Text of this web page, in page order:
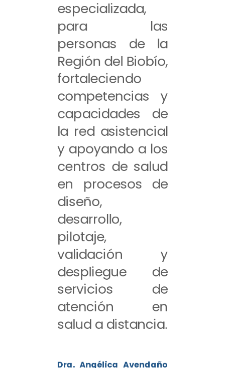
especializada,
para las
personas de la
Región del Biobío,
fortaleciendo
competencias y
capacidades de
la red asistencial
y apoyando a los
centros de salud
en procesos de
diseño,
desarrollo,
pilotaje,
validación y
despliegue de
servicios de
atención en
salud a distancia.
Dra. Angélica Avendaño